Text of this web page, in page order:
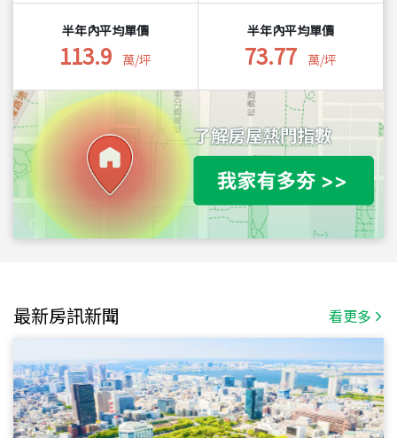
半年內平均單價
113.9 萬/坪
半年內平均單價
73.77 萬/坪
最新房訊新聞 看更多